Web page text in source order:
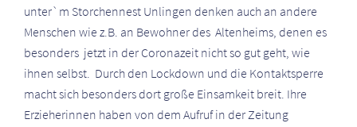
unter`m Storchennest Unlingen denken auch an andere
Menschen wie z.B. an Bewohner des Altenheims, denen es
besonders jetzt in der Coronazeit nicht so gut geht, wie
ihnen selbst. Durch den Lockdown und die Kontaktsperre
macht sich besonders dort große Einsamkeit breit. Ihre
Erzieherinnen haben von dem Aufruf in der Zeitung